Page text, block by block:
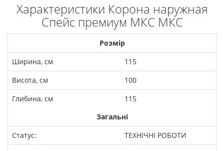
Характеристики Корона наружная
Спейс премиум МКС МКС
Розмір
Ширина, см
115
Висота, см
100
Глибина, см
115
Загальні
Статус:
ТЕХНІЧНІ РОБОТИ